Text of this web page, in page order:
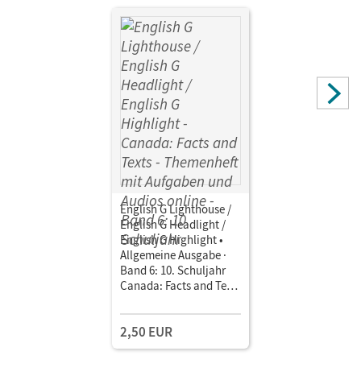
English G Lighthouse /
English G Headlight /
English G Highlight •
Allgemeine Ausgabe ·
Band 6: 10. Schuljahr
Canada: Facts and Texts
Aufgaben und Audios
online
Mindestabnahme: 10
2,50 EUR